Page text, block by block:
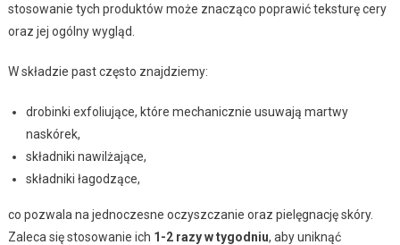
stosowanie tych produktów może znacząco poprawić teksturę cery
oraz jej ogólny wygląd.
W składzie past często znajdziemy:
drobinki exfoliujące, które mechanicznie usuwają martwy
naskórek,
składniki nawilżające,
składniki łagodzące,
co pozwala na jednoczesne oczyszczanie oraz pielęgnację skóry.
Zaleca się stosowanie ich 1-2 razy w tygodniu, aby uniknąć